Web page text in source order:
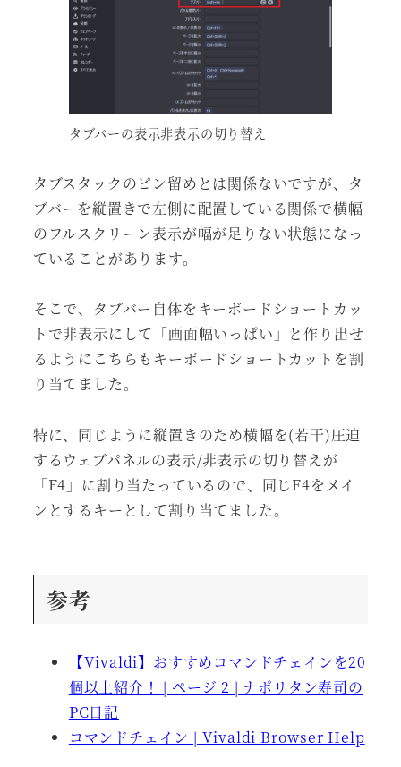
タブバーの表示非表示の切り替え
タブスタックのピン留めとは関係ないですが、タ
ブバーを縦置きで左側に配置している関係で横幅
のフルスクリーン表示が幅が足りない状態になっ
ていることがあります。
そこで、タブバー自体をキーボードショートカッ
トで非表示にして「画面幅いっぱい」と作り出せ
るようにこちらもキーボードショートカットを割
り当てました。
特に、同じように縦置きのため横幅を(若干)圧迫
するウェブパネルの表示/非表示の切り替えが
「F4」に割り当たっているので、同じF4をメイ
ンとするキーとして割り当てました。
参考
【Vivaldi】おすすめコマンドチェインを20
個以上紹介！ | ページ 2 | ナポリタン寿司の
PC日記
コマンドチェイン | Vivaldi Browser Help